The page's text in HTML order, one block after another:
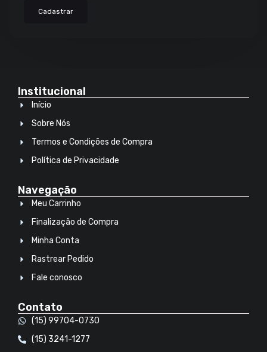
Cadastrar
Institucional
Início
Sobre Nós
Termos e Condições de Compra
Política de Privacidade
Navegação
Meu Carrinho
Finalização de Compra
Minha Conta
Rastrear Pedido
Fale conosco
Contato
(15) 99704-0730
(15) 3241-1277